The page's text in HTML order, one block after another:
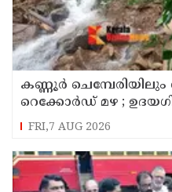
കണ്ണൂർ
റെക്കോർഡ് മഴ ;
ഉരുൾപൊട്ടൽ; 13 പേരെ
FRI,7 AUG 2026